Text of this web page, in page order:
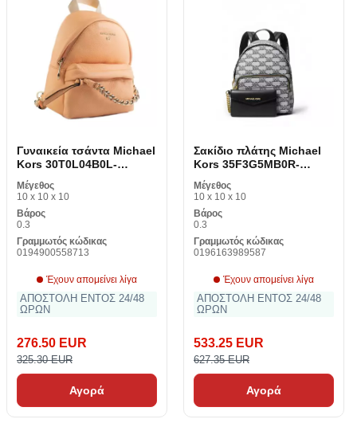
Γυναικεία τσάντα Michael
Kors 30T0L04B0L-
CANTALOUPE
Μέγεθος
10 x 10 x 10
Βάρος
0.3
Γραμμωτός κώδικας
0194900558713
Έχουν απομείνει λίγα
ΑΠΟΣΤΟΛΗ ΕΝΤΟΣ 24/48
ΩΡΩΝ
276.50 EUR
325.30 EUR
Αγορά
Σακίδιο πλάτης Michael
Kors 35F3G5MB0R-
BLACK
Μέγεθος
10 x 10 x 10
Βάρος
0.3
Γραμμωτός κώδικας
0196163989587
Έχουν απομείνει λίγα
ΑΠΟΣΤΟΛΗ ΕΝΤΟΣ 24/48
ΩΡΩΝ
533.25 EUR
627.35 EUR
Αγορά